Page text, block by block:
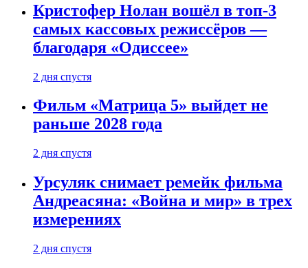
Кристофер Нолан вошёл в топ-3
самых кассовых режиссёров —
благодаря «Одиссее»
2 дня спустя
Фильм «Матрица 5» выйдет не
раньше 2028 года
2 дня спустя
Урсуляк снимает ремейк фильма
Андреасяна: «Война и мир» в трех
измерениях
2 дня спустя